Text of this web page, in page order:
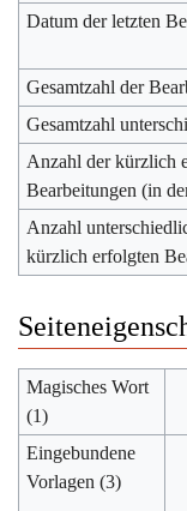
Datum der letzten
Gesamtzahl der
Gesamtzahl
Anzahl der kürzlich
Bearbeitungen (in
Anzahl
kürzlich erfolgten
Magisches Wort
(1)
Eingebundene
Vorlagen (3)